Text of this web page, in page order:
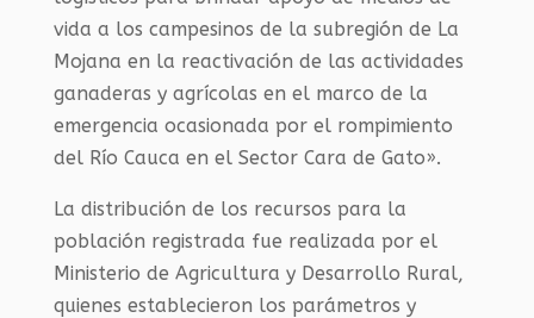
vida a los campesinos de la subregión de La
Mojana en la reactivación de las actividades
ganaderas y agrícolas en el marco de la
emergencia ocasionada por el rompimiento
del Río Cauca en el Sector Cara de Gato».
La distribución de los recursos para la
población registrada fue realizada por el
Ministerio de Agricultura y Desarrollo Rural,
quienes establecieron los parámetros y